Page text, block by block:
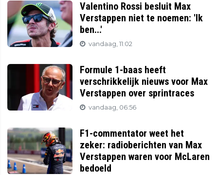
Valentino Rossi besluit Max
Verstappen niet te noemen: 'Ik
ben...'
vandaag, 11:02
Formule 1-baas heeft
verschrikkelijk nieuws voor Max
Verstappen over sprintraces
vandaag, 06:56
F1-commentator weet het
zeker: radioberichten van Max
Verstappen waren voor McLaren
bedoeld